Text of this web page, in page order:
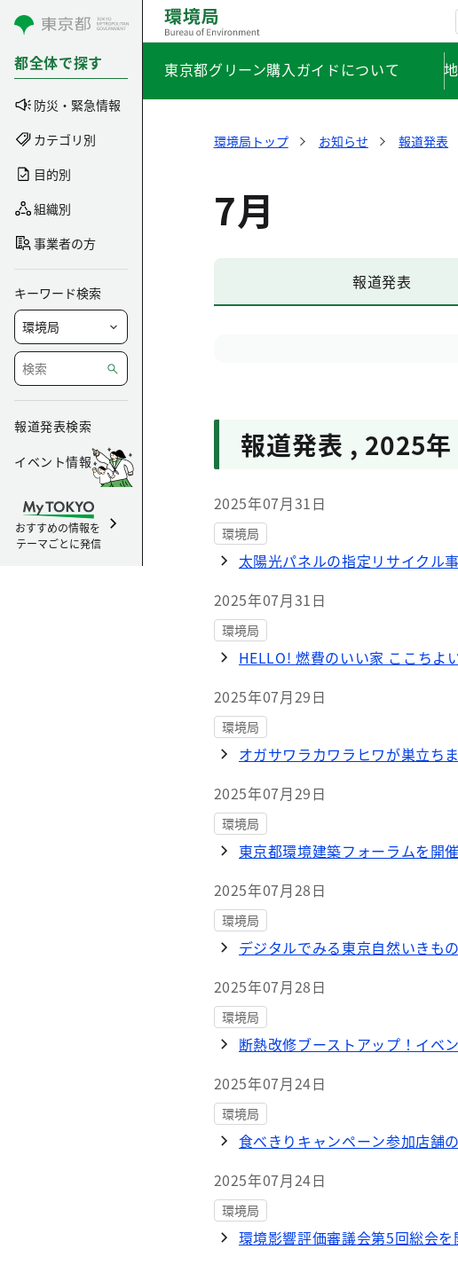
コンテンツにスキップ
都全体で探す
防災・緊急情報
カテゴリ別
目的別
組織別
事業者の方
キーワード検索
報道発表検索
イベント情報
おすすめの情報を
テーマごとに発信
東京都グリーン購入ガイドについて
環境局トップ お知らせ 報道発表
7月
報道発表
報道発表 , 2025年
2025年07月31日
環境局
太陽光パネルの指定リサイクル
2025年07月31日
環境局
HELLO! 燃費のいい家 ここちよ
2025年07月29日
環境局
オガサワラカワラヒワが巣立ち
2025年07月29日
環境局
東京都環境建築フォーラムを開催
2025年07月28日
環境局
デジタルでみる東京自然いきも
2025年07月28日
環境局
断熱改修ブーストアップ！イベ
2025年07月24日
環境局
食べきりキャンペーン参加店舗
2025年07月24日
環境局
環境影響評価審議会第5回総会を